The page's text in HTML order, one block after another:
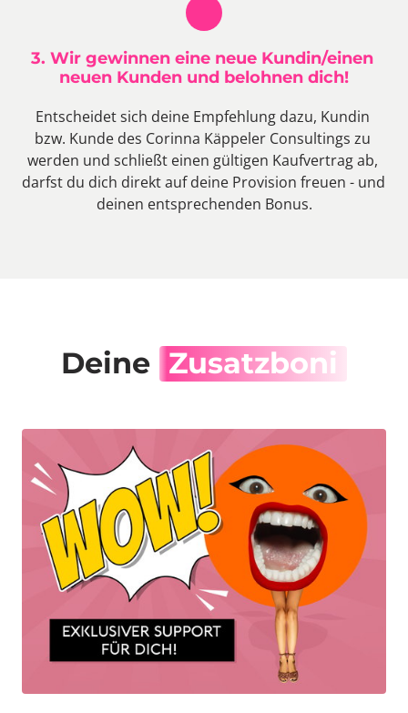
3. Wir gewinnen eine neue Kundin/einen
neuen Kunden und belohnen dich!
Entscheidet sich deine Empfehlung dazu, Kundin
bzw. Kunde des Corinna Käppeler Consultings zu
werden und schließt einen gültigen Kaufvertrag ab,
darfst du dich direkt auf deine Provision freuen - und
deinen entsprechenden Bonus.
Deine Zusatzboni